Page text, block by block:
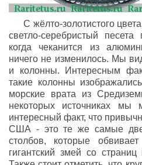
С жёлто-золотистого
светло-серебристый
когда чеканится из
ничего не изменилось. Мы
и колонны. Интересным
такие колонны
морские врата из
некоторых источниках
интересный факт, что
США - это те же самые две
столбов, которые
гигантский змей со